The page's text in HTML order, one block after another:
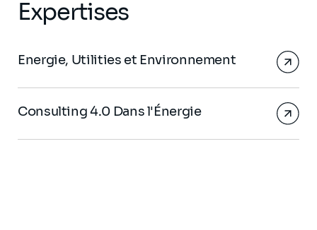
Expertises
Energie, Utilities et Environnement
Consulting 4.0 Dans l'Énergie